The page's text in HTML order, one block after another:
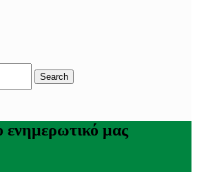
ενημερωτικό μας